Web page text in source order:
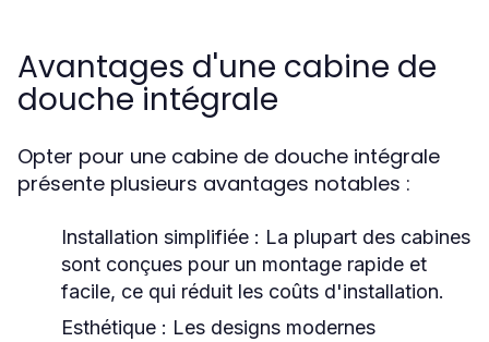
Avantages d'une cabine de
douche intégrale
Opter pour une cabine de douche intégrale
présente plusieurs avantages notables :
Installation simplifiée : La plupart des cabines
sont conçues pour un montage rapide et
facile, ce qui réduit les coûts d'installation.
Esthétique : Les designs modernes